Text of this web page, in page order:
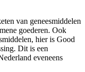
van geneesmiddelen
goederen. Ook
hier is Good
Dit is een
eveneens